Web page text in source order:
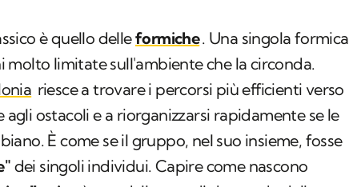
è quello delleformiche. Una singola formica
molto limitate sull'ambiente che la circonda.
riesce a trovare i percorsi più efficienti verso
agli ostacoli e a riorganizzarsi rapidamente se le
È come se il gruppo, nel suo insieme, fosse
dei singoli individui. Capire come nascono